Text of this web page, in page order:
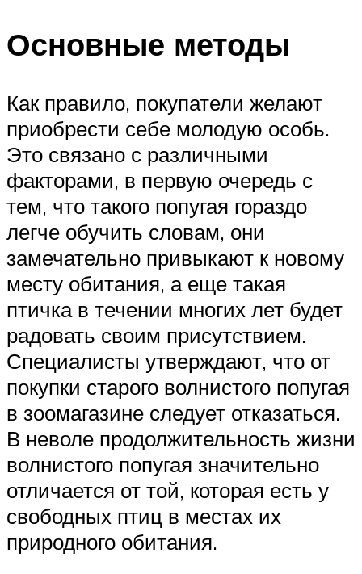
Основные методы
Как правило, покупатели желают
приобрести себе молодую особь.
Это связано с различными
факторами, в первую очередь с
тем, что такого попугая гораздо
легче обучить словам, они
замечательно привыкают к новому
месту обитания, а еще такая
птичка в течении многих лет будет
радовать своим присутствием.
Специалисты утверждают, что от
покупки старого волнистого попугая
в зоомагазине следует отказаться.
В неволе продолжительность жизни
волнистого попугая значительно
отличается от той, которая есть у
свободных птиц в местах их
природного обитания.